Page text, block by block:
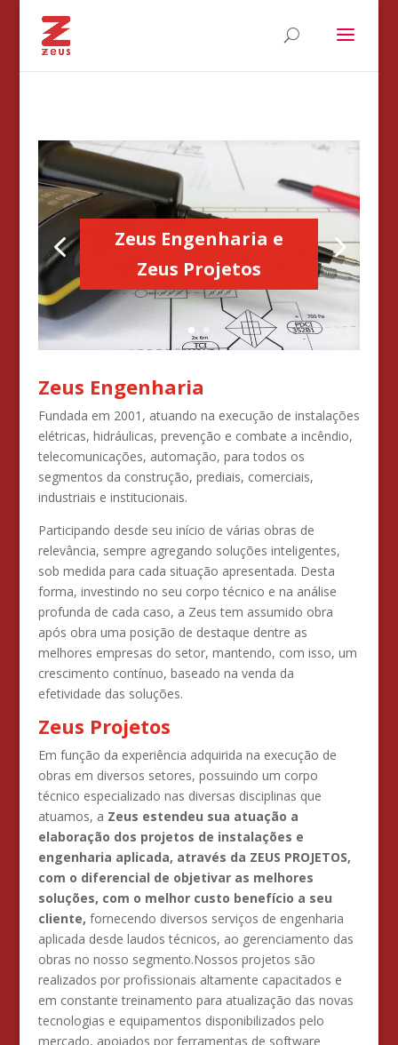
Zeus Engenharia e
Zeus Projetos
Zeus Engenharia
Fundada em 2001, atuando na execução de instalações
elétricas, hidráulicas, prevenção e combate a incêndio,
telecomunicações, automação, para todos os
segmentos da construção, prediais, comerciais,
industriais e institucionais.
Participando desde seu início de várias obras de
relevância, sempre agregando soluções inteligentes,
sob medida para cada situação apresentada. Desta
forma, investindo no seu corpo técnico e na análise
profunda de cada caso, a Zeus tem assumido obra
após obra uma posição de destaque dentre as
melhores empresas do setor, mantendo, com isso, um
crescimento contínuo, baseado na venda da
efetividade das soluções.
Zeus Projetos
Em função da experiência adquirida na execução de
obras em diversos setores, possuindo um corpo
técnico especializado nas diversas disciplinas que
atuamos, a Zeus estendeu sua atuação a
elaboração dos projetos de instalações e
engenharia aplicada, através da ZEUS PROJETOS,
com o diferencial de objetivar as melhores
soluções, com o melhor custo benefício a seu
cliente, fornecendo diversos serviços de engenharia
aplicada desde laudos técnicos, ao gerenciamento das
obras no nosso segmento.Nossos projetos são
realizados por profissionais altamente capacitados e
em constante treinamento para atualização das novas
tecnologias e equipamentos disponibilizados pelo
mercado, apoiados por ferramentas de software